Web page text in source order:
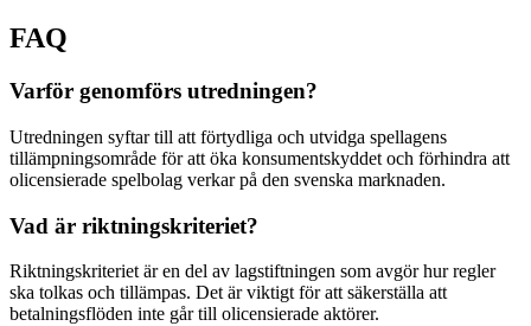
FAQ
Varför genomförs utredningen?
Utredningen syftar till att förtydliga och utvidga spellagens
tillämpningsområde för att öka konsumentskyddet och förhindra att
olicensierade spelbolag verkar på den svenska marknaden.
Vad är riktningskriteriet?
Riktningskriteriet är en del av lagstiftningen som avgör hur regler
ska tolkas och tillämpas. Det är viktigt för att säkerställa att
betalningsflöden inte går till olicensierade aktörer.